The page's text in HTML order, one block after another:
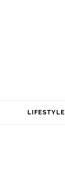
LIFESTYLE